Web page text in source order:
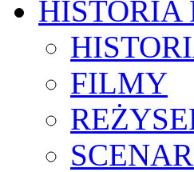
HISTORIA
FILMY